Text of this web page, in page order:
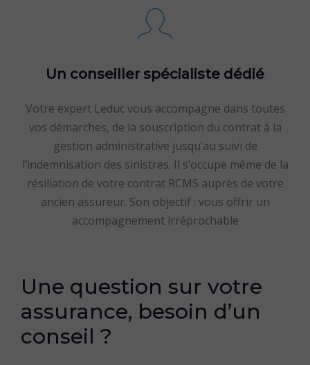
Un conseiller spécialiste dédié
Votre expert Leduc vous accompagne dans toutes
vos démarches, de la souscription du contrat à la
gestion administrative jusqu’au suivi de
l’indemnisation des sinistres. Il s’occupe même de la
résiliation de votre contrat RCMS auprès de votre
ancien assureur. Son objectif : vous offrir un
accompagnement irréprochable
Une question sur votre
assurance, besoin d’un
conseil ?